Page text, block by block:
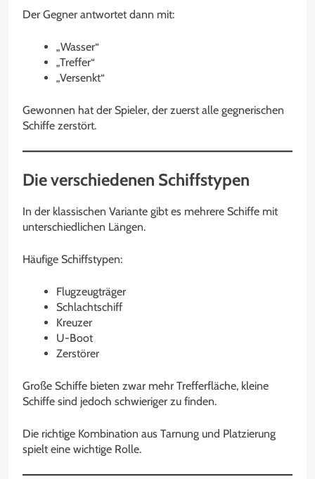
Der Gegner antwortet dann mit:
„Wasser“
„Treffer“
„Versenkt“
Gewonnen hat der Spieler, der zuerst alle gegnerischen
Schiffe zerstört.
Die verschiedenen Schiffstypen
In der klassischen Variante gibt es mehrere Schiffe mit
unterschiedlichen Längen.
Häufige Schiffstypen:
Flugzeugträger
Schlachtschiff
Kreuzer
U-Boot
Zerstörer
Große Schiffe bieten zwar mehr Trefferfläche, kleine
Schiffe sind jedoch schwieriger zu finden.
Die richtige Kombination aus Tarnung und Platzierung
spielt eine wichtige Rolle.